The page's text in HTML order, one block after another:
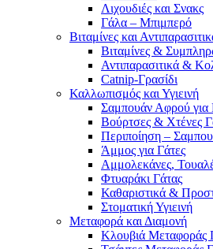
Λιχουδιές και Σνακς
Γάλα – Μπιμπερό
Βιταμίνες και
Βιταμίνες &
Αντιπαρασιτικά &
Catnip-Γρασίδι
Καλλωπισμός και Υγιεινή
Σαμπουάν Αφρού για
Βούρτσες & Χτένες
Περιποίηση –
Άμμος για Γάτες
Αμμολεκάνες,
Φτυαράκι Γάτας
Καθαριστικά &
Στοματική Υγιεινή
Μεταφορά και Διαμονή
Κλουβιά Μεταφοράς